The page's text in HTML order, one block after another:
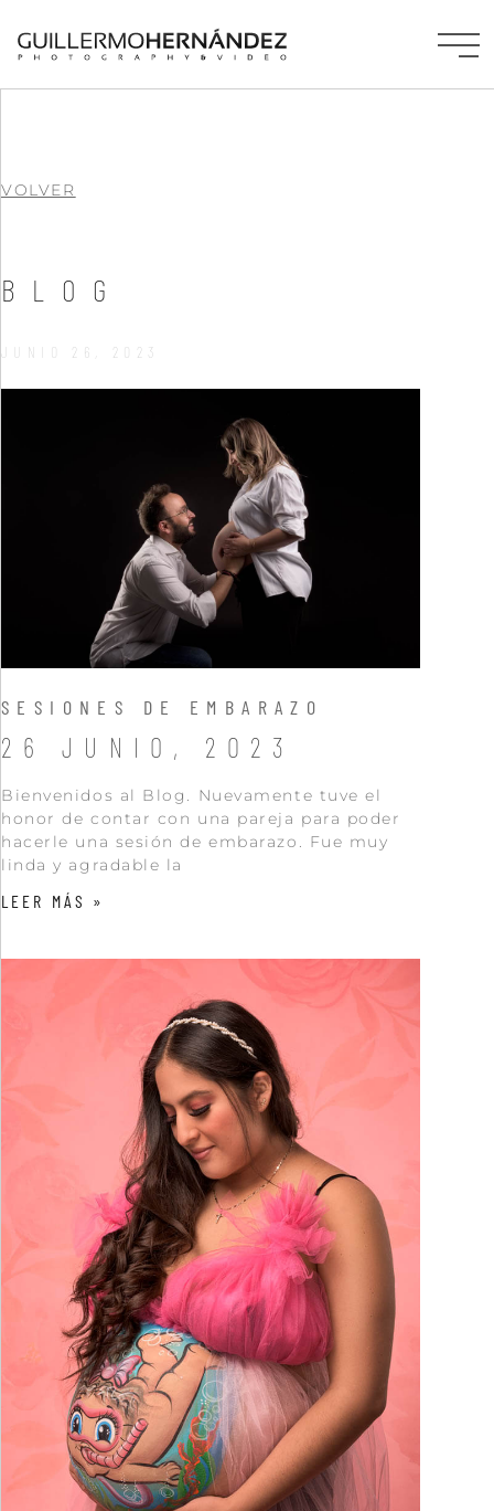
VOLVER
BLOG
JUNIO 26, 2023
SESIONES DE EMBARAZO
26 JUNIO, 2023
Bienvenidos al Blog. Nuevamente tuve el
honor de contar con una pareja para poder
hacerle una sesión de embarazo. Fue muy
linda y agradable la
LEER MÁS »